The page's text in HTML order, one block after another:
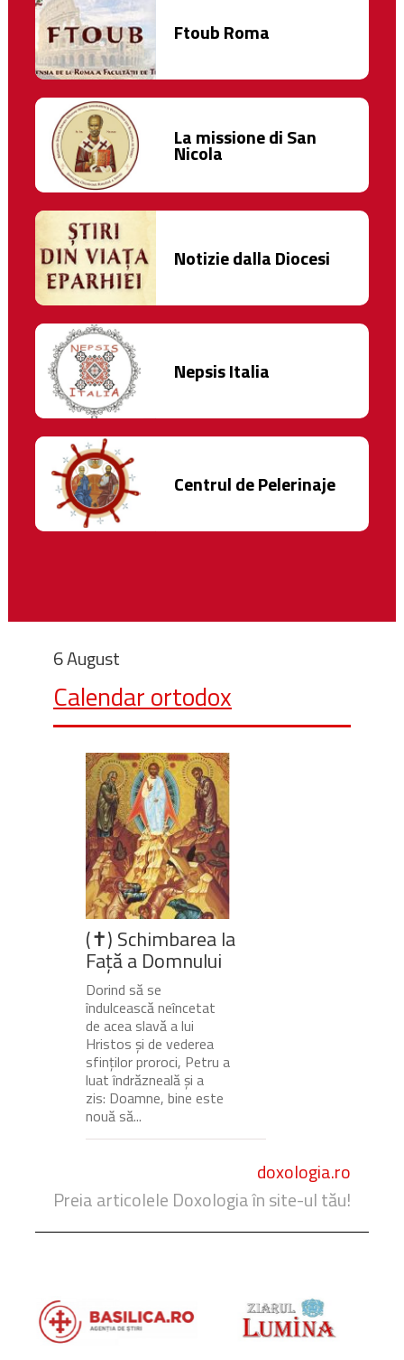
Ftoub Roma
La missione di San
Nicola
Notizie dalla Diocesi
Nepsis Italia
Centrul de Pelerinaje
6 August
Calendar ortodox
(✝) Schimbarea la
Față a Domnului
Dorind să se
îndulcească neîncetat
de acea slavă a lui
Hristos și de vederea
sfinților proroci, Petru a
luat îndrăzneală și a
zis: Doamne, bine este
nouă să...
doxologia.ro
Preia articolele Doxologia în site-ul tău!